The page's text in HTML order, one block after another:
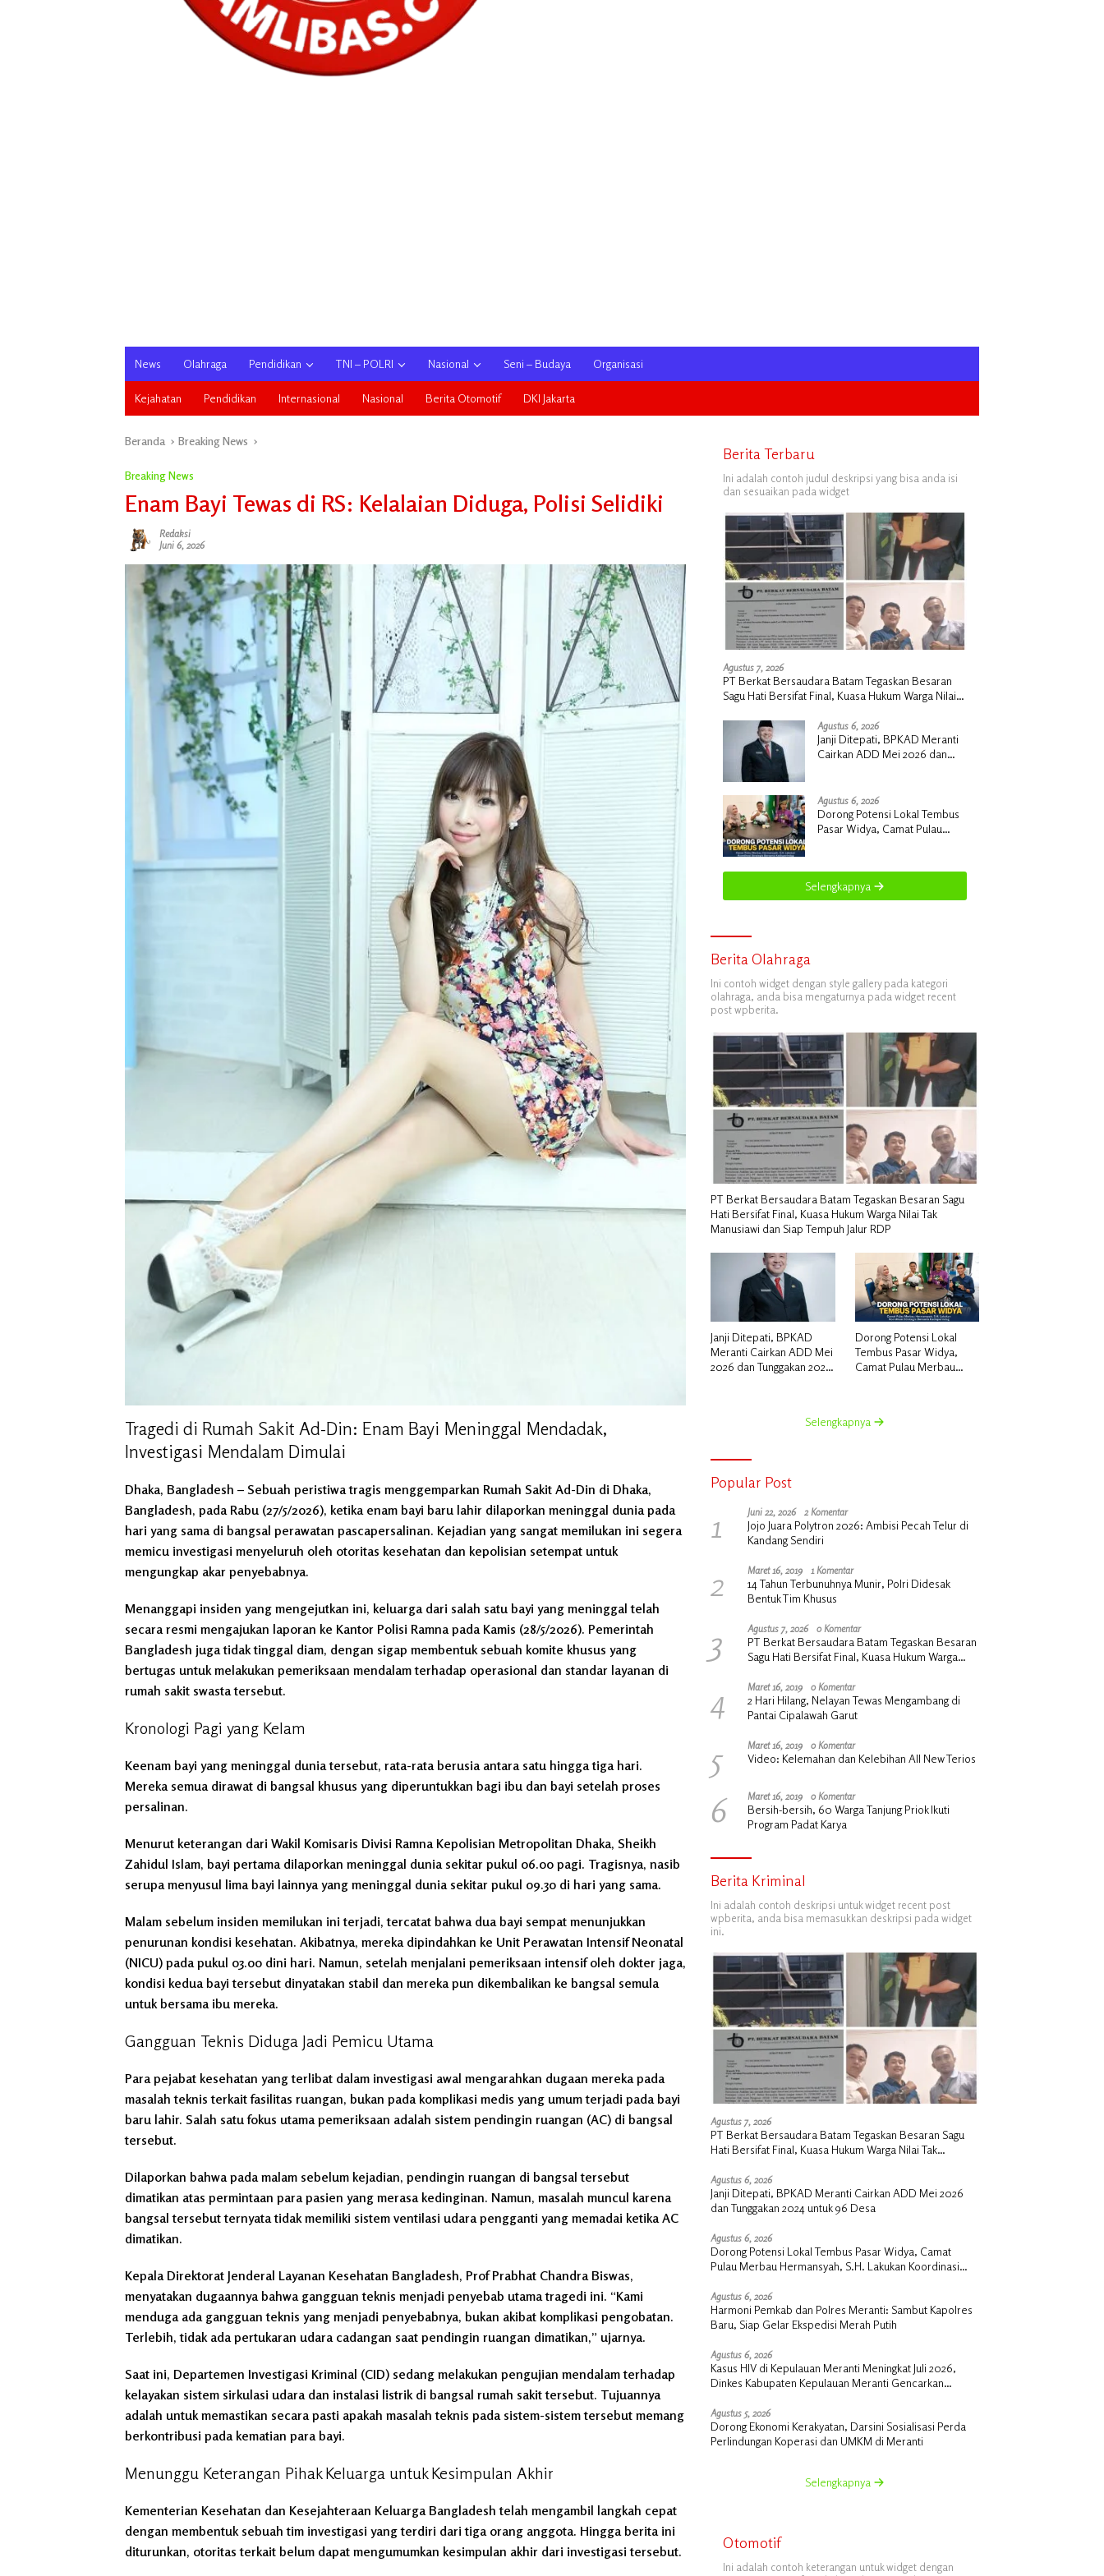
News Olahraga Pendidikan TNI – POLRI Nasional Seni – Budaya Organisasi
Kejahatan Pendidikan Internasional Nasional Berita Otomotif DKI Jakarta
Beranda Breaking News
Breaking News
Enam Bayi Tewas di RS: Kelalaian Diduga, Polisi Selidiki
Redaksi
Juni 6, 2026
Tragedi di Rumah Sakit Ad-Din: Enam Bayi Meninggal Mendadak,
Investigasi Mendalam Dimulai
Dhaka, Bangladesh – Sebuah peristiwa tragis menggemparkan Rumah Sakit Ad-Din di Dhaka,
Bangladesh, pada Rabu (27/5/2026), ketika enam bayi baru lahir dilaporkan meninggal dunia pada
hari yang sama di bangsal perawatan pascapersalinan. Kejadian yang sangat memilukan ini segera
memicu investigasi menyeluruh oleh otoritas kesehatan dan kepolisian setempat untuk
mengungkap akar penyebabnya.
Menanggapi insiden yang mengejutkan ini, keluarga dari salah satu bayi yang meninggal telah
secara resmi mengajukan laporan ke Kantor Polisi Ramna pada Kamis (28/5/2026). Pemerintah
Bangladesh juga tidak tinggal diam, dengan sigap membentuk sebuah komite khusus yang
bertugas untuk melakukan pemeriksaan mendalam terhadap operasional dan standar layanan di
rumah sakit swasta tersebut.
Kronologi Pagi yang Kelam
Keenam bayi yang meninggal dunia tersebut, rata-rata berusia antara satu hingga tiga hari.
Mereka semua dirawat di bangsal khusus yang diperuntukkan bagi ibu dan bayi setelah proses
persalinan.
Menurut keterangan dari Wakil Komisaris Divisi Ramna Kepolisian Metropolitan Dhaka, Sheikh
Zahidul Islam, bayi pertama dilaporkan meninggal dunia sekitar pukul 06.00 pagi. Tragisnya, nasib
serupa menyusul lima bayi lainnya yang meninggal dunia sekitar pukul 09.30 di hari yang sama.
Malam sebelum insiden memilukan ini terjadi, tercatat bahwa dua bayi sempat menunjukkan
penurunan kondisi kesehatan. Akibatnya, mereka dipindahkan ke Unit Perawatan Intensif Neonatal
(NICU) pada pukul 03.00 dini hari. Namun, setelah menjalani pemeriksaan intensif oleh dokter jaga,
kondisi kedua bayi tersebut dinyatakan stabil dan mereka pun dikembalikan ke bangsal semula
untuk bersama ibu mereka.
Gangguan Teknis Diduga Jadi Pemicu Utama
Para pejabat kesehatan yang terlibat dalam investigasi awal mengarahkan dugaan mereka pada
masalah teknis terkait fasilitas ruangan, bukan pada komplikasi medis yang umum terjadi pada bayi
baru lahir. Salah satu fokus utama pemeriksaan adalah sistem pendingin ruangan (AC) di bangsal
tersebut.
Dilaporkan bahwa pada malam sebelum kejadian, pendingin ruangan di bangsal tersebut
dimatikan atas permintaan para pasien yang merasa kedinginan. Namun, masalah muncul karena
bangsal tersebut ternyata tidak memiliki sistem ventilasi udara pengganti yang memadai ketika AC
dimatikan.
Kepala Direktorat Jenderal Layanan Kesehatan Bangladesh, Prof Prabhat Chandra Biswas,
menyatakan dugaannya bahwa gangguan teknis menjadi penyebab utama tragedi ini. “Kami
menduga ada gangguan teknis yang menjadi penyebabnya, bukan akibat komplikasi pengobatan.
Terlebih, tidak ada pertukaran udara cadangan saat pendingin ruangan dimatikan,” ujarnya.
Saat ini, Departemen Investigasi Kriminal (CID) sedang melakukan pengujian mendalam terhadap
kelayakan sistem sirkulasi udara dan instalasi listrik di bangsal rumah sakit tersebut. Tujuannya
adalah untuk memastikan secara pasti apakah masalah teknis pada sistem-sistem tersebut memang
berkontribusi pada kematian para bayi.
Menunggu Keterangan Pihak Keluarga untuk Kesimpulan Akhir
Kementerian Kesehatan dan Kesejahteraan Keluarga Bangladesh telah mengambil langkah cepat
dengan membentuk sebuah tim investigasi yang terdiri dari tiga orang anggota. Hingga berita ini
diturunkan, otoritas terkait belum dapat mengumumkan kesimpulan akhir dari investigasi tersebut.
Berita Terbaru
Ini adalah contoh judul deskripsi yang bisa anda isi
dan sesuaikan pada widget
Agustus 7, 2026
PT Berkat Bersaudara Batam Tegaskan Besaran
Sagu Hati Bersifat Final, Kuasa Hukum Warga Nilai
Agustus 6, 2026
Janji Ditepati, BPKAD Meranti
Cairkan ADD Mei 2026 dan
Agustus 6, 2026
Dorong Potensi Lokal Tembus
Pasar Widya, Camat Pulau
Bersama Kadisperindag
Selengkapnya
Berita Olahraga
Ini contoh widget dengan style gallery pada kategori
olahraga, anda bisa mengaturnya pada widget recent
post wpberita.
PT Berkat Bersaudara Batam Tegaskan Besaran Sagu
Hati Bersifat Final, Kuasa Hukum Warga Nilai Tak
Manusiawi dan Siap Tempuh Jalur RDP
Janji Ditepati, BPKAD
Meranti Cairkan ADD Mei
2026 dan Tunggakan 2024
Dorong Potensi Lokal
Tembus Pasar Widya,
Camat Pulau Merbau
Kadisperindag
Selengkapnya
Popular Post
1 Juni 22, 2026 2 Komentar
Jojo Juara Polytron 2026: Ambisi Pecah Telur di
Kandang Sendiri
2 Maret 16, 2019 1 Komentar
14 Tahun Terbunuhnya Munir, Polri Didesak
Bentuk Tim Khusus
3 Agustus 7, 2026 0 Komentar
PT Berkat Bersaudara Batam Tegaskan Besaran
Sagu Hati Bersifat Final, Kuasa Hukum Warga
4 Maret 16, 2019 0 Komentar
2 Hari Hilang, Nelayan Tewas Mengambang di
Pantai Cipalawah Garut
5 Maret 16, 2019 0 Komentar
Video: Kelemahan dan Kelebihan All New Terios
6 Maret 16, 2019 0 Komentar
Bersih-bersih, 60 Warga Tanjung Priok Ikuti
Program Padat Karya
Berita Kriminal
Ini adalah contoh deskripsi untuk widget recent post
wpberita, anda bisa memasukkan deskripsi pada widget
ini.
Agustus 7, 2026
PT Berkat Bersaudara Batam Tegaskan Besaran Sagu
Hati Bersifat Final, Kuasa Hukum Warga Nilai Tak
Agustus 6, 2026
Janji Ditepati, BPKAD Meranti Cairkan ADD Mei 2026
dan Tunggakan 2024 untuk 96 Desa
Agustus 6, 2026
Dorong Potensi Lokal Tembus Pasar Widya, Camat
Pulau Merbau Hermansyah, S.H. Lakukan Koordinasi
Agustus 6, 2026
Harmoni Pemkab dan Polres Meranti: Sambut Kapolres
Baru, Siap Gelar Ekspedisi Merah Putih
Agustus 6, 2026
Kasus HIV di Kepulauan Meranti Meningkat Juli 2026,
Dinkes Kabupaten Kepulauan Meranti Gencarkan
Agustus 5, 2026
Dorong Ekonomi Kerakyatan, Darsini Sosialisasi Perda
Perlindungan Koperasi dan UMKM di Meranti
Selengkapnya
Otomotif
Ini adalah contoh keterangan untuk widget dengan